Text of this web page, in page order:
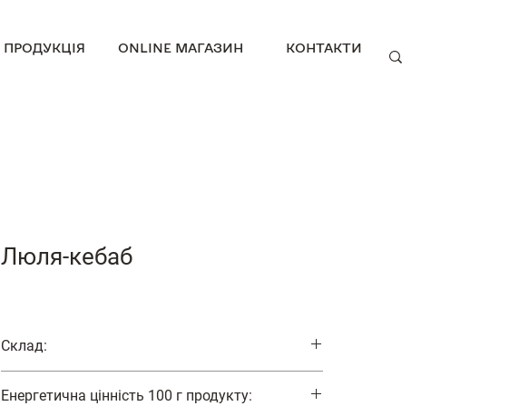
ПРОДУКЦІЯ ONLINE МАГАЗИН КОНТАКТИ
Люля-кебаб
Склад:
курячі, вода питна очищена, сіль кухонна, харчова
Енергетична цінність 100 г продукту: